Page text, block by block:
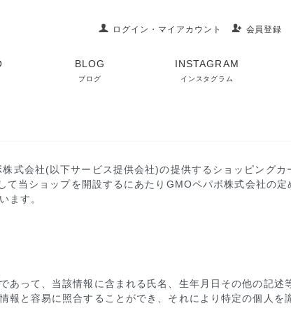
ログイン・マイアカウント 会員登録
BLOG
ブログ
INSTAGRAM
インスタグラム
式会社(以下サービス提供会社)の提供するショッピングカ
て当ショップを開設するにあたりGMOペパボ株式会社の定
ます。
あって、当該情報に含まれる氏名、生年月日その他の記述
報と容易に照合することができ、それにより特定の個人を